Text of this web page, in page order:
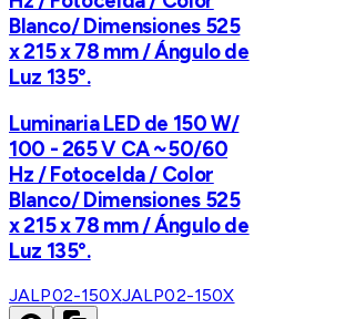
Blanco/ Dimensiones 525
x 215 x 78 mm / Ángulo de
Luz 135°.
Luminaria LED de 150 W/
100 - 265 V CA ~50/60
Hz / Fotocelda / Color
Blanco/ Dimensiones 525
x 215 x 78 mm / Ángulo de
Luz 135°.
JALP02-150XJALP02-150X